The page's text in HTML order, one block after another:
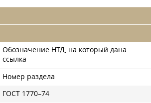
Обозначение НТД, на который дана
ссылка
Номер раздела
ГОСТ 1770–74